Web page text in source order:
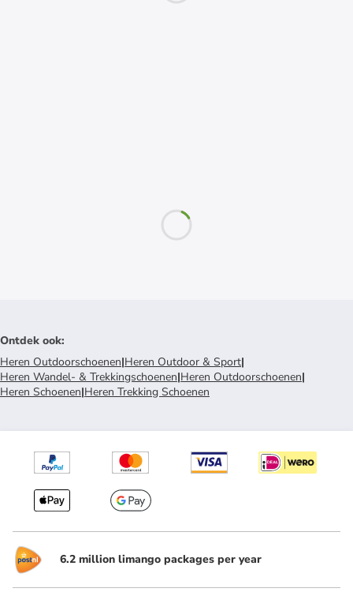
Ontdek ook:
Heren Outdoorschoenen|Heren Outdoor & Sport|
Heren Wandel- & Trekkingschoenen|Heren Outdoorschoenen|
Heren Schoenen|Heren Trekking Schoenen
6.2 million limango packages per year